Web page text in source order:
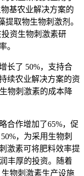
基农业解决方案的
提取物生物刺激剂。
资生物刺激素研
。
长了 50%，支持合
续农业解决方案的资
物刺激素的成本降
合作增加了65%，促
，为采用生物刺
激素可将肥料效率提
丰厚的投资。随着
物刺激素生产设施